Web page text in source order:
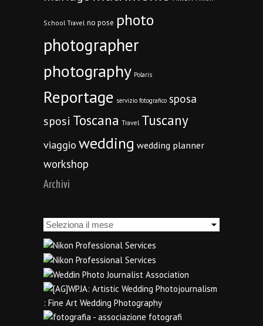
School Travel no pose photo
photographer
photography Polaris
Reportage servizio fotografico sposa
sposi Toscana Travel Tuscany
viaggio wedding wedding planner
workshop
Archivi
Archivi